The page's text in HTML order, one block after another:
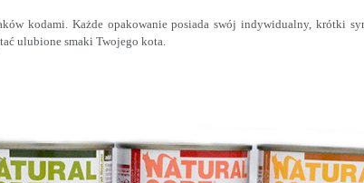
kodami. Każde opakowanie posiada swój indywidualny, krótki
ulubione smaki Twojego kota.